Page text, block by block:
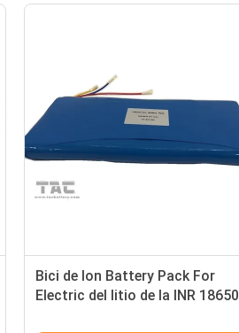
Bici de Ion Battery Pack For
Electric del litio de la INR 18650